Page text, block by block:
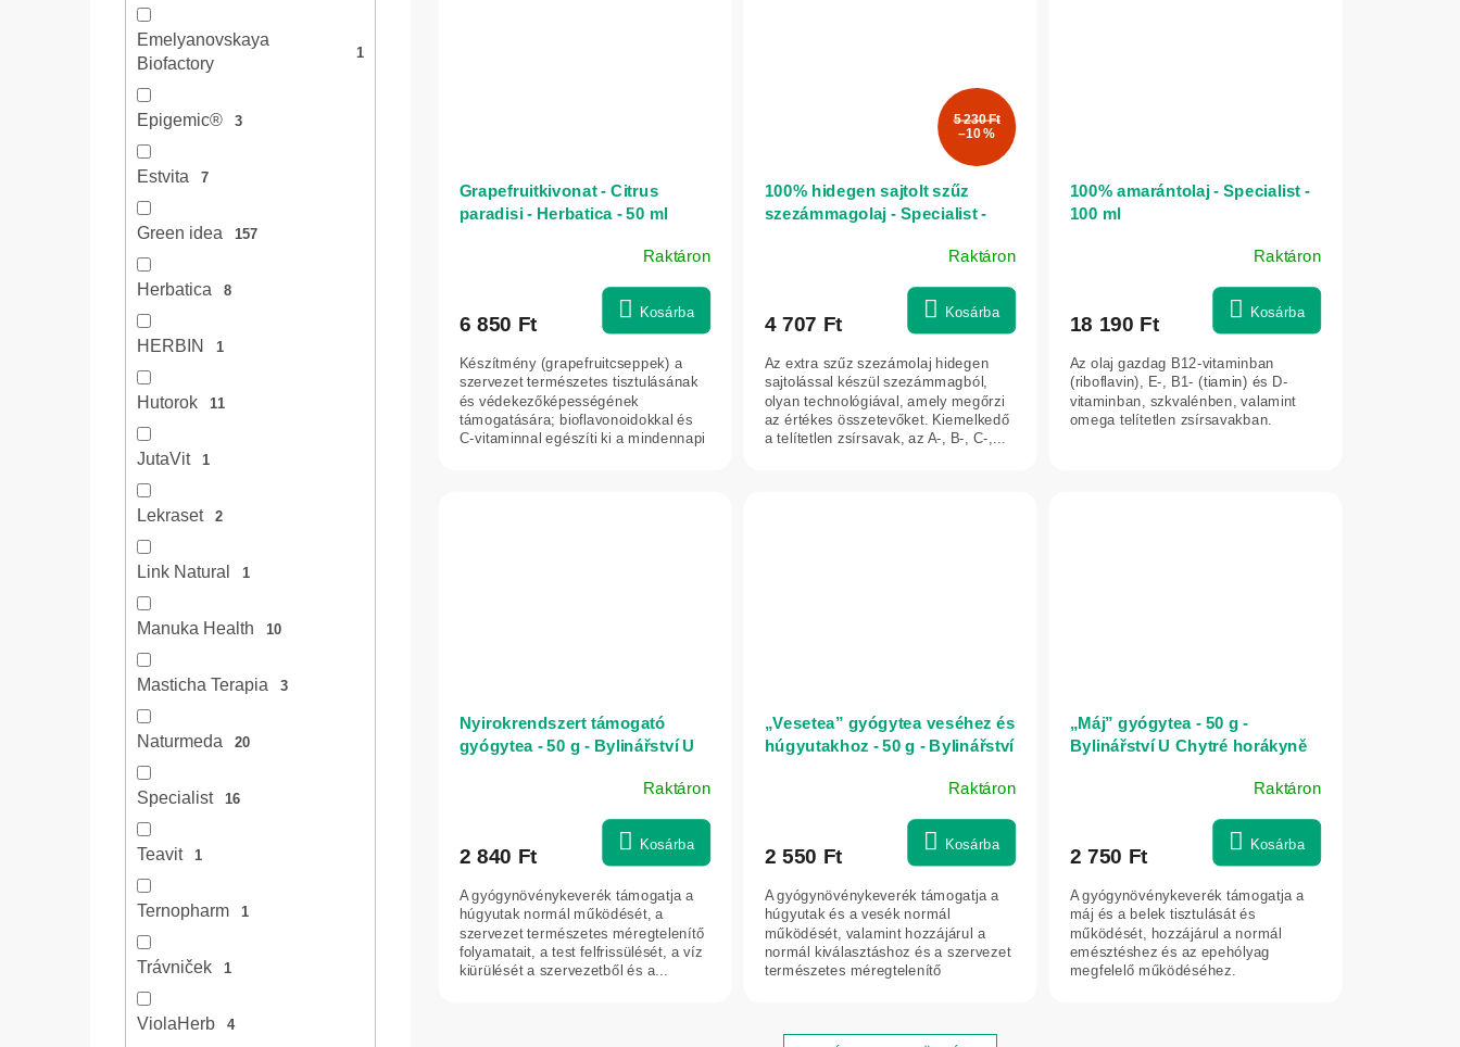
Emelyanovskaya
Biofactory
1
Epigemic® 3
Estvita 7
Green idea 157
Herbatica 8
HERBIN 1
Hutorok 11
JutaVit 1
Lekraset 2
Link Natural 1
Manuka Health 10
Masticha Terapia 3
Naturmeda 20
Specialist 16
Teavit 1
Ternopharm 1
Trávniček 1
ViolaHerb 4
Grapefruitkivonat - Citrus
paradisi - Herbatica - 50 ml
értékelése
ből
5,0
csillag.
Raktáron
6 850 Ft Kosárba
Készítmény (grapefruitcseppek) a
szervezet természetes tisztulásának
és védekezőképességének
támogatására; bioflavonoidokkal és
C-vitaminnal egészíti ki a mindennapi
5 230 Ft
–10 %
100% hidegen sajtolt szűz
szezámmagolaj - Specialist -
Raktáron
4 707 Ft Kosárba
Az extra szűz szezámolaj hidegen
sajtolással készül szezámmagból,
olyan technológiával, amely megőrzi
az értékes összetevőket. Kiemelkedő
a telítetlen zsírsavak, az A-, B-, C-,...
100% amarántolaj - Specialist -
100 ml
értékelése
ből
5,0
csillag.
Raktáron
18 190 Ft Kosárba
Az olaj gazdag B12-vitaminban
(riboflavin), E-, B1- (tiamin) és D-
vitaminban, szkvalénben, valamint
omega telítetlen zsírsavakban.
Nyirokrendszert támogató
gyógytea - 50 g - Bylinářství U
Raktáron
2 840 Ft Kosárba
A gyógynövénykeverék támogatja a
húgyutak normál működését, a
szervezet természetes méregtelenítő
folyamatait, a test felfrissülését, a víz
kiürülését a szervezetből és a...
„Vesetea” gyógytea veséhez és
húgyutakhoz - 50 g - Bylinářství
értékelése
ből
5,0
csillag.
Raktáron
2 550 Ft Kosárba
A gyógynövénykeverék támogatja a
húgyutak és a vesék normál
működését, valamint hozzájárul a
normál kiválasztáshoz és a szervezet
természetes méregtelenítő
„Máj” gyógytea - 50 g -
Bylinářství U Chytré horákyně
Raktáron
2 750 Ft Kosárba
A gyógynövénykeverék támogatja a
máj és a belek tisztulását és
működését, hozzájárul a normál
emésztéshez és az epehólyag
megfelelő működéséhez.